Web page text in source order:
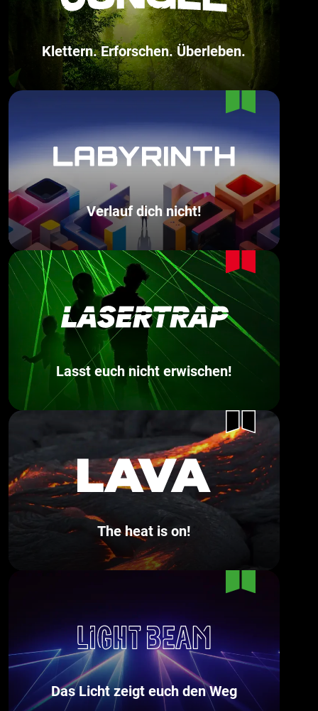
Klettern. Erforschen. Überleben.
Verlauf dich nicht!
Lasst euch nicht erwischen!
The heat is on!
Das Licht zeigt euch den Weg